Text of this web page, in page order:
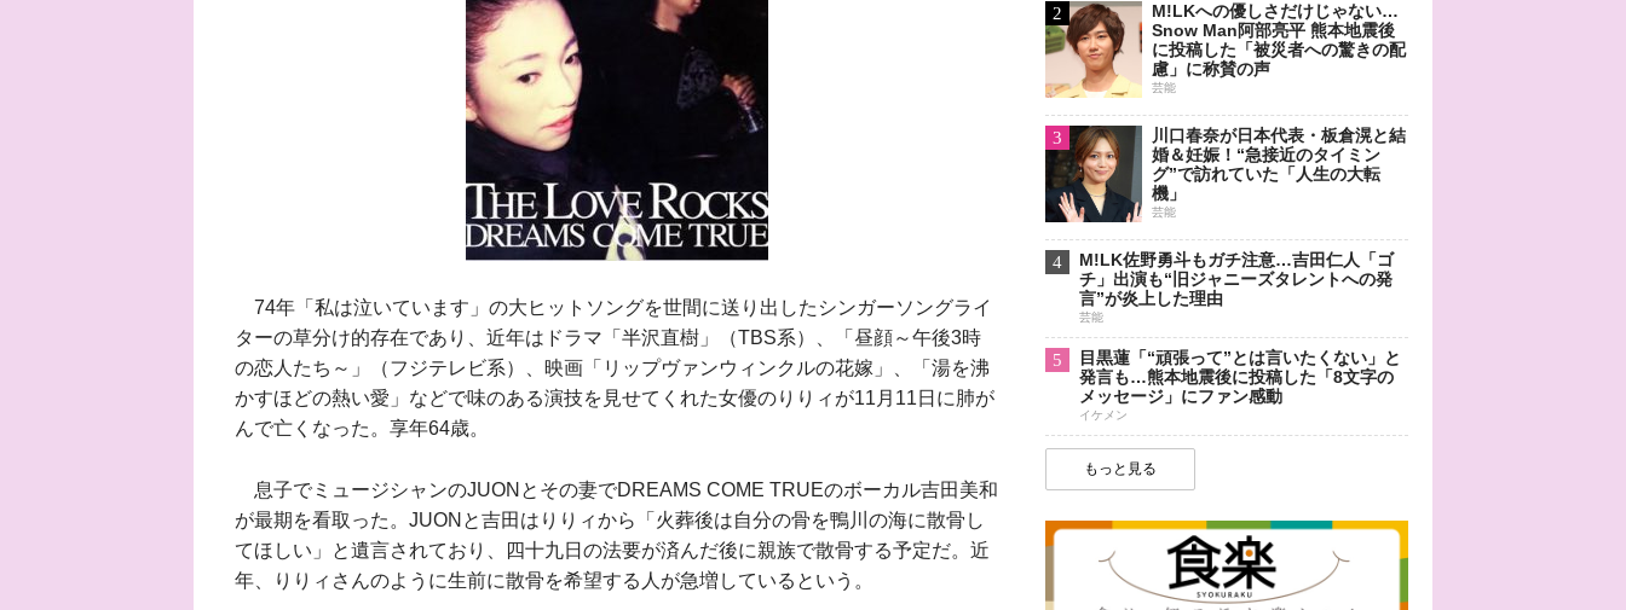
74年「私は泣いています」の大ヒットソングを世間に送り出したシンガーソングライ
ターの草分け的存在であり、近年はドラマ「半沢直樹」（TBS系）、「昼顔～午後3時
の恋人たち～」（フジテレビ系）、映画「リップヴァンウィンクルの花嫁」、「湯を沸
かすほどの熱い愛」などで味のある演技を見せてくれた女優のりりィが11月11日に肺が
んで亡くなった。享年64歳。
息子でミュージシャンのJUONとその妻でDREAMS COME TRUEのボーカル吉田美和
が最期を看取った。JUONと吉田はりりィから「火葬後は自分の骨を鴨川の海に散骨し
てほしい」と遺言されており、四十九日の法要が済んだ後に親族で散骨する予定だ。近
年、りりィさんのように生前に散骨を希望する人が急増しているという。
2
M!LKへの優しさだけじゃない…
Snow Man阿部亮平 熊本地震後
に投稿した「被災者への驚きの配
慮」に称賛の声
芸能
3
川口春奈が日本代表・板倉滉と結
婚＆妊娠！“急接近のタイミン
グ”で訪れていた「人生の大転
機」
芸能
4
M!LK佐野勇斗もガチ注意…吉田仁人「ゴ
チ」出演も“旧ジャニーズタレントへの発
言”が炎上した理由
芸能
5
目黒蓮「“頑張って”とは言いたくない」と
発言も…熊本地震後に投稿した「8文字の
メッセージ」にファン感動
イケメン
もっと見る